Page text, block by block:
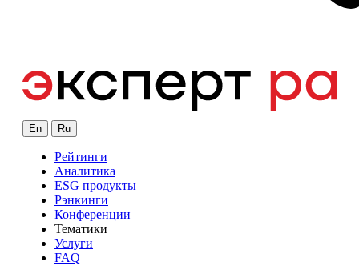
En Ru
Рейтинги
Аналитика
ESG продукты
Рэнкинги
Конференции
Тематики
Услуги
FAQ